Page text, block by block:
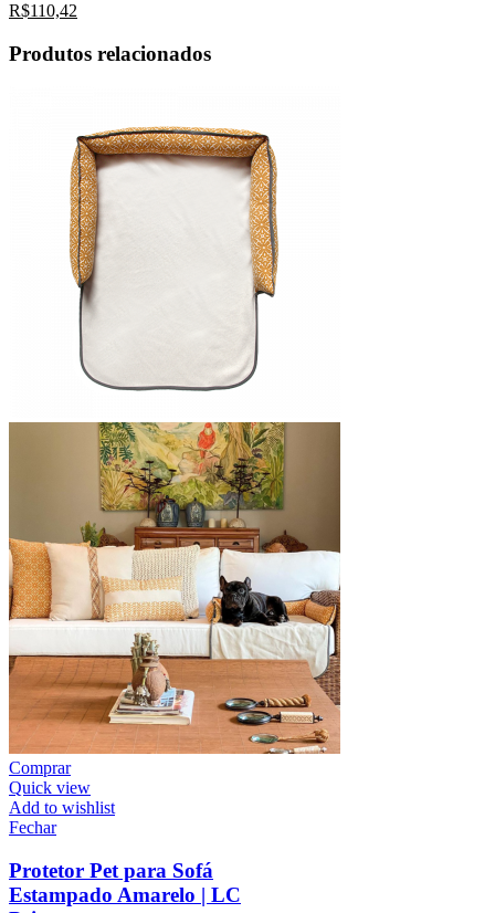
R$110,42
Produtos relacionados
Comprar
Quick view
Add to wishlist
Fechar
Protetor Pet para Sofá
Estampado Amarelo | LC